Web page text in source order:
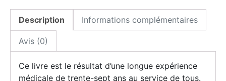
Description Informations complémentaires
Avis (0)
Ce livre est le résultat d’une longue expérience
médicale de trente-sept ans au service de tous.